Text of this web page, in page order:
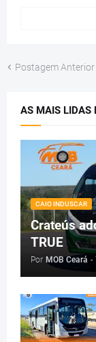
Postagem Anterior
AS MAIS LIDAS
CAIO INDUSCAR
Crateús
TRUE
Por MOB Ceará -